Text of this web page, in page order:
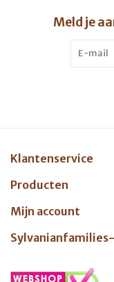
Meld je
Klantenservice
Producten
Mijn account